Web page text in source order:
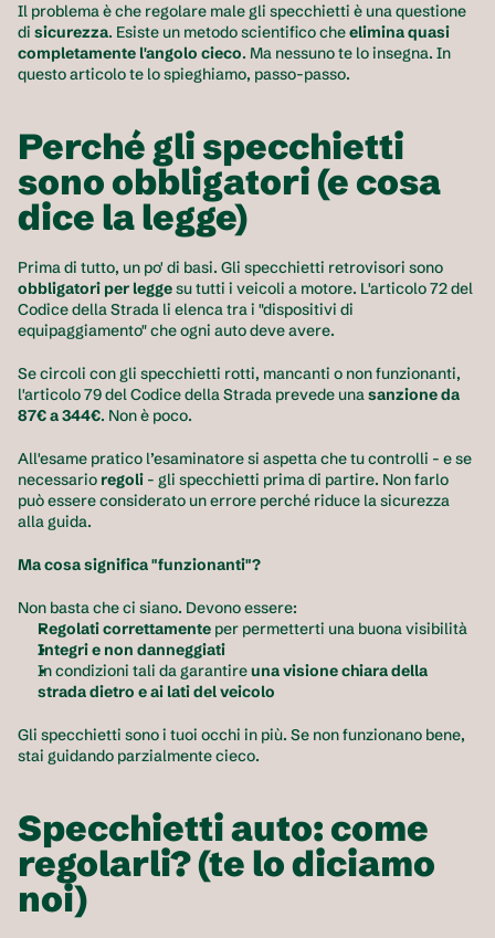
Il problema è che regolare male gli specchietti è una questione
di sicurezza. Esiste un metodo scientifico che elimina quasi
completamente l'angolo cieco. Ma nessuno te lo insegna. In
questo articolo te lo spieghiamo, passo-passo.
Perché gli specchietti
sono obbligatori (e cosa
dice la legge)
obbligatori per legge su tutti i veicoli a motore. L'articolo 72 del
Codice della Strada li elenca tra i "dispositivi di
equipaggiamento" che ogni auto deve avere.
Se circoli con gli specchietti rotti, mancanti o non funzionanti,
l'articolo 79 del Codice della Strada prevede una sanzione da
87€ a 344€. Non è poco.
All'esame pratico l’esaminatore si aspetta che tu controlli - e se
necessario regoli - gli specchietti prima di partire. Non farlo
può essere considerato un errore perché riduce la sicurezza
alla guida.
Ma cosa significa "funzionanti"?
Non basta che ci siano. Devono essere:
Regolati correttamente per permetterti una buona visibilità
Integri e non danneggiati
In condizioni tali da garantire una visione chiara della
strada dietro e ai lati del veicolo
Gli specchietti sono i tuoi occhi in più. Se non funzionano bene,
stai guidando parzialmente cieco.
Specchietti auto: come
regolarli? (te lo diciamo
noi)